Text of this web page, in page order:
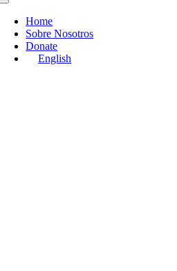
Toggle
NavigationHome
Sobre Nosotros
Donate
English